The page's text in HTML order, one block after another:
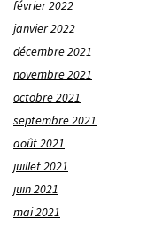
février 2022
janvier 2022
décembre 2021
novembre 2021
octobre 2021
septembre 2021
août 2021
juillet 2021
juin 2021
mai 2021